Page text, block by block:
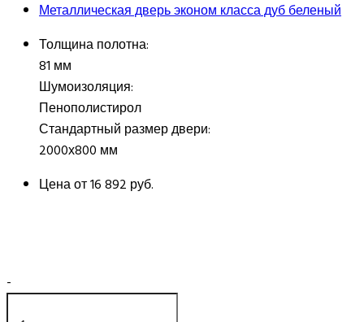
Металлическая дверь эконом класса дуб беленый
Толщина полотна:
81 мм
Шумоизоляция:
Пенополистирол
Стандартный размер двери:
2000х800 мм
Цена от16 892 руб.
-